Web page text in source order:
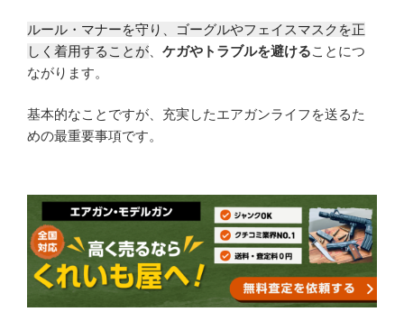
ルール・マナーを守り、ゴーグルやフェイスマスクを正
しく着用することが
ケガやトラブルを避けることにつ
ながります。
基本的なことですが、充実したエアガンライフを送るた
めの最重要事項です。